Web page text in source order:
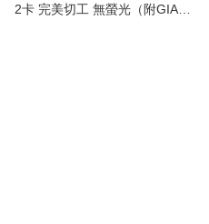
2卡 完美切工 無螢光（附GIA證